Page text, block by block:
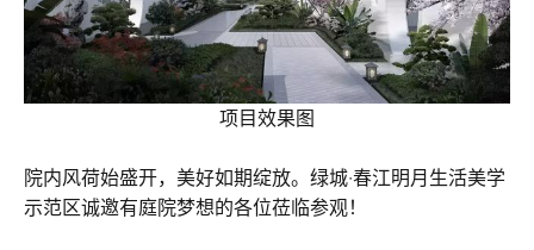
项目效果图
院内风荷始盛开，美好如期绽放。绿城·春江明月生活美学
示范区诚邀有庭院梦想的各位莅临参观！